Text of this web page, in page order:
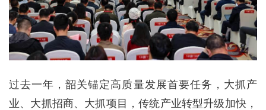
过去一年，韶关锚定高质量发展首要任务，大抓产
业、大抓招商、大抓项目，传统产业转型升级加快，